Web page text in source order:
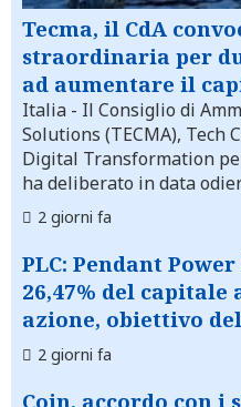
Tecma, il CdA
straordinaria per
ad aumentare il
Italia - Il Consiglio di
Solutions (TECMA), Tech
Digital Transformation
ha deliberato in data
2 giorni fa
PLC: Pendant
26,47% del capitale
azione, obiettivo
2 giorni fa
Coin, accordo con i